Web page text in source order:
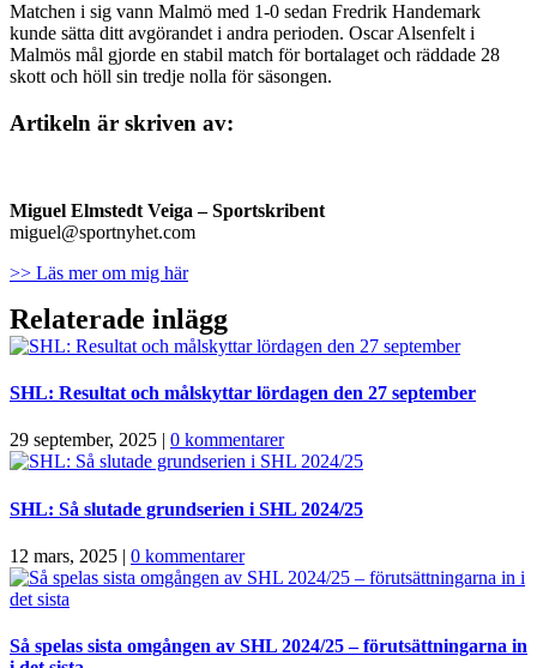
Matchen i sig vann Malmö med 1-0 sedan Fredrik Handemark
kunde sätta ditt avgörandet i andra perioden. Oscar Alsenfelt i
Malmös mål gjorde en stabil match för bortalaget och räddade 28
skott och höll sin tredje nolla för säsongen.
Artikeln är skriven av:
Miguel Elmstedt Veiga– Sportskribent
miguel@sportnyhet.com
>> Läs mer om mig här
Relaterade inlägg
SHL: Resultat och målskyttar lördagen den 27 september
29 september, 2025 | 0 kommentarer
SHL: Så slutade grundserien i SHL 2024/25
12 mars, 2025 | 0 kommentarer
Så spelas sista omgången av SHL 2024/25 – förutsättningarna in